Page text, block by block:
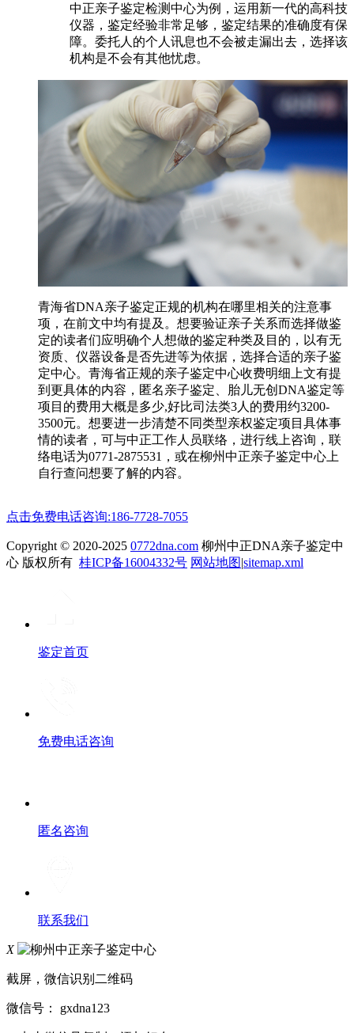
中正亲子鉴定检测中心为例，运用新一代的高科技
仪器，鉴定经验非常足够，鉴定结果的准确度有保
障。委托人的个人讯息也不会被走漏出去，选择该
机构是不会有其他忧虑。
青海省DNA亲子鉴定正规的机构在哪里相关的注意事
项，在前文中均有提及。想要验证亲子关系而选择做鉴
定的读者们应明确个人想做的鉴定种类及目的，以有无
资质、仪器设备是否先进等为依据，选择合适的亲子鉴
定中心。青海省正规的亲子鉴定中心收费明细上文有提
到更具体的内容，匿名亲子鉴定、胎儿无创DNA鉴定等
项目的费用大概是多少,好比司法类3人的费用约3200-
3500元。想要进一步清楚不同类型亲权鉴定项目具体事
情的读者，可与中正工作人员联络，进行线上咨询，联
络电话为0771-2875531，或在柳州中正亲子鉴定中心上
自行查问想要了解的内容。
点击免费电话咨询:186-7728-7055
Copyright © 2020-2025 0772dna.com 柳州中正DNA亲子鉴定中
心 版权所有 桂ICP备16004332号 网站地图|sitemap.xml
鉴定首页
免费电话咨询
匿名咨询
联系我们
X
截屏，微信识别二维码
微信号： gxdna123